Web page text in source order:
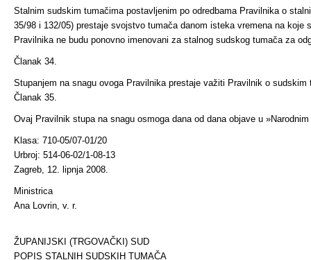
Stalnim sudskim tumačima postavljenim po odredbama Pravilnika o
35/98 i 132/05) prestaje svojstvo tumača danom isteka vremena na koje
Pravilnika ne budu ponovno imenovani za stalnog sudskog tumača za
Članak 34.
Stupanjem na snagu ovoga Pravilnika prestaje važiti Pravilnik o sudskim
Članak 35.
Ovaj Pravilnik stupa na snagu osmoga dana od dana objave u
Klasa: 710-05/07-01/20
Urbroj: 514-06-02/1-08-13
Zagreb, 12. lipnja 2008.
Ministrica
Ana Lovrin, v. r.
ŽUPANIJSKI (TRGOVAČKI) SUD
POPIS STALNIH SUDSKIH TUMAČA